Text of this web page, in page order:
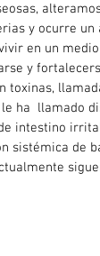
y ocurre un
en un
y
toxinas,
ha  llamado
intestino
sistémica de